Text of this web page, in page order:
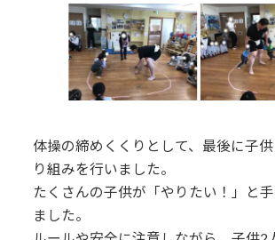
体操の締めくくりとして、最後に子
り組みを行いました。
たくさんの子供が「やりたい！」と
ました。